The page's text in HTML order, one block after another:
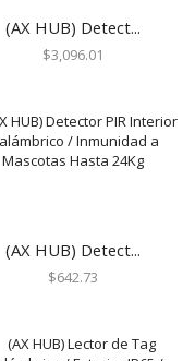
(AX HUB) Detect...
$3,096.01
(AX HUB) Detect...
$642.73